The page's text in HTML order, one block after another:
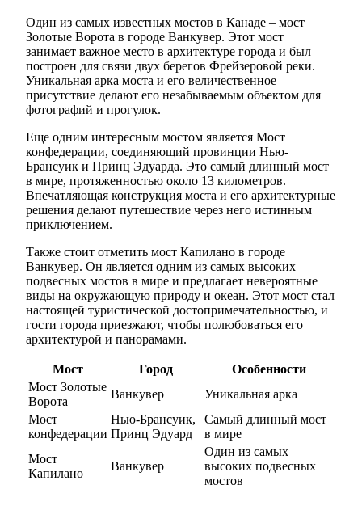
Один из самых известных мостов в Канаде – мост
Золотые Ворота в городе Ванкувер. Этот мост
занимает важное место в архитектуре города и был
построен для связи двух берегов Фрейзеровой реки.
Уникальная арка моста и его величественное
присутствие делают его незабываемым объектом для
фотографий и прогулок.
Еще одним интересным мостом является Мост
конфедерации, соединяющий провинции Нью-
Брансуик и Принц Эдуарда. Это самый длинный мост
в мире, протяженностью около 13 километров.
Впечатляющая конструкция моста и его архитектурные
решения делают путешествие через него истинным
приключением.
Также стоит отметить мост Капилано в городе
Ванкувер. Он является одним из самых высоких
подвесных мостов в мире и предлагает невероятные
виды на окружающую природу и океан. Этот мост стал
настоящей туристической достопримечательностью, и
гости города приезжают, чтобы полюбоваться его
архитектурой и панорамами.
Мост Город
Особенности
Мост Золотые
Ворота
Ванкувер
Уникальная арка
Мост
конфедерации
Нью-Брансуик,
Принц Эдуард
Самый длинный мост
в мире
Мост
Капилано
Ванкувер
Один из самых
высоких подвесных
мостов